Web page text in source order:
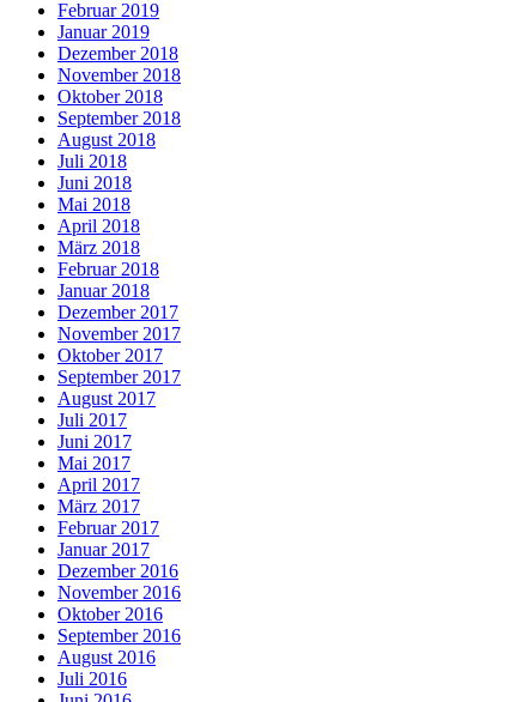
Februar 2019
Januar 2019
Dezember 2018
November 2018
Oktober 2018
September 2018
August 2018
Juli 2018
Juni 2018
Mai 2018
April 2018
März 2018
Februar 2018
Januar 2018
Dezember 2017
November 2017
Oktober 2017
September 2017
August 2017
Juli 2017
Juni 2017
Mai 2017
April 2017
März 2017
Februar 2017
Januar 2017
Dezember 2016
November 2016
Oktober 2016
September 2016
August 2016
Juli 2016